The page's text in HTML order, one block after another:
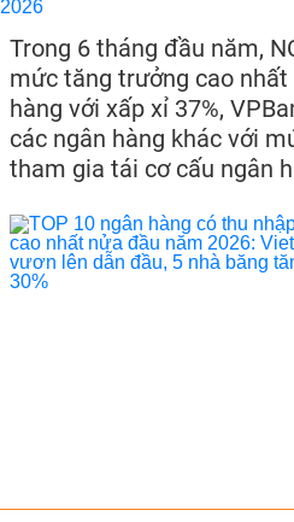
Trong 6 tháng đầu năm,
mức tăng trưởng cao nhất
hàng với xấp xỉ 37%,
các ngân hàng khác với
tham gia tái cơ cấu ngân